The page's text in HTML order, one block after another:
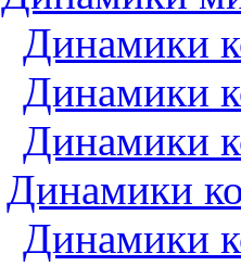
Динамики
Динамики
Динамики
Динамики
Динамики